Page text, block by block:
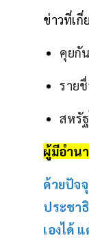
ข่าวที่เกี่
คุยกั
ราย
สหรั
ผู้มีอำน
ด้วยปัจ
ประชา
เองได้